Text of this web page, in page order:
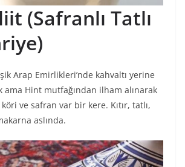
(Safranlı Tatlı
Arap Emirlikleri’nde kahvaltı yerine
ama Hint mutfağından ilham alınarak
ve safran var bir kere. Kıtır, tatlı,
aslında.